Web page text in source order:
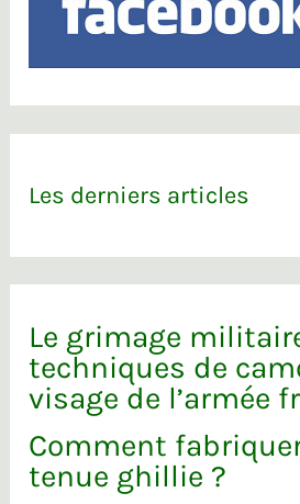
Les derniers articles
Le grimage
techniques de
visage de l’armée
Comment
tenue ghillie ?